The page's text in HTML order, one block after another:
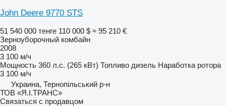
John Deere 9770 STS
51 540 000 тенге 110 000 $ ≈ 95 210 €
Зерноуборочный комбайн
2008
3 100 м/ч
Мощность 360 л.с. (265 кВт) Топливо дизель Наработка ротора
3 100 м/ч
Украина, Тернопільський р-н
ТОВ «Я.І.ТРАНС»
Связаться с продавцом